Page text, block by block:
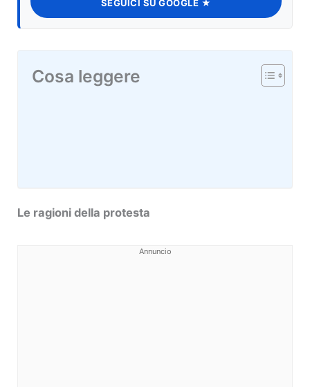
SEGUICI SU GOOGLE ★
Cosa leggere
Le ragioni della protesta
Annuncio